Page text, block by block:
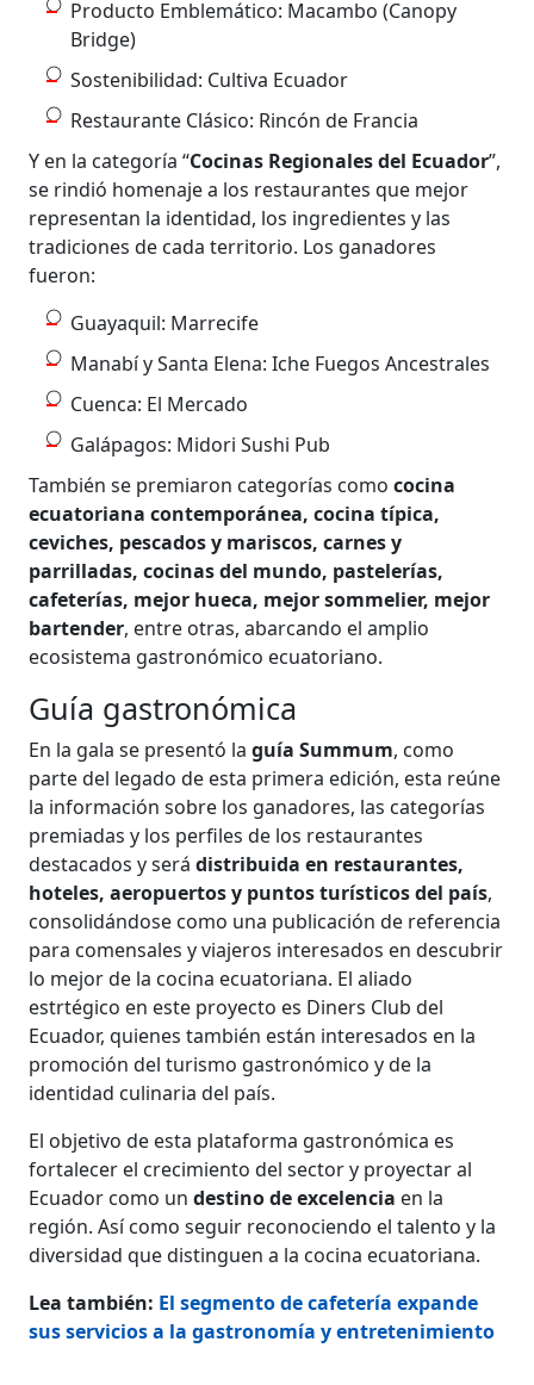
Producto Emblemático: Macambo (Canopy
Bridge)
Sostenibilidad: Cultiva Ecuador
Restaurante Clásico: Rincón de Francia
Y en la categoría “Cocinas Regionales del Ecuador”,
se rindió homenaje a los restaurantes que mejor
representan la identidad, los ingredientes y las
tradiciones de cada territorio. Los ganadores
fueron:
Guayaquil: Marrecife
Manabí y Santa Elena: Iche Fuegos Ancestrales
Cuenca: El Mercado
Galápagos: Midori Sushi Pub
También se premiaron categorías como cocina
ecuatoriana contemporánea, cocina típica,
ceviches, pescados y mariscos, carnes y
parrilladas, cocinas del mundo, pastelerías,
cafeterías, mejor hueca, mejor sommelier, mejor
bartender, entre otras, abarcando el amplio
ecosistema gastronómico ecuatoriano.
Guía gastronómica
En la gala se presentó laguía Summum, como
parte del legado de esta primera edición, esta reúne
la información sobre los ganadores, las categorías
premiadas y los perfiles de los restaurantes
destacados y serádistribuida en restaurantes,
hoteles, aeropuertos y puntos turísticos del país,
consolidándose como una publicación de referencia
para comensales y viajeros interesados en descubrir
lo mejor de la cocina ecuatoriana. El aliado
estrtégico en este proyecto es Diners Club del
Ecuador, quienes también están interesados en la
promoción del turismo gastronómico y de la
identidad culinaria del país.
El objetivo de esta plataforma gastronómica es
fortalecer el crecimiento del sector y proyectar al
Ecuador como undestino de excelencia en la
región. Así como seguir reconociendo el talento y la
diversidad que distinguen a la cocina ecuatoriana.
Lea también: El segmento de cafetería expande
sus servicios a la gastronomía y entretenimiento